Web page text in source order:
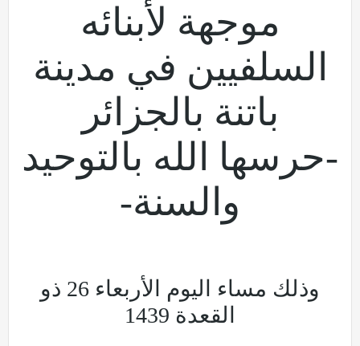
موجهة لأبنائه
السلفيين في مدينة
باتنة بالجزائر
-حرسها الله بالتوحيد
والسنة-
وذلك مساء اليوم الأربعاء 26 ذو
القعدة 1439